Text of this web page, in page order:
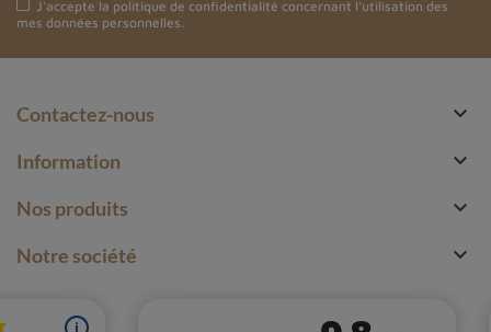
J'accepte la politique de confidentialité concernant l'utilisation des
mes données personnelles.
Contactez-nous 
Information 
Nos produits 
Notre société 